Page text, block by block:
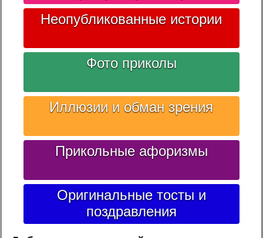
Неопубликованные истории
Фото приколы
Иллюзии и обман зрения
Прикольные афоризмы
Оригинальные тосты и
поздравления